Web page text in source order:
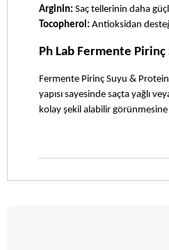
Arginin: Saç tellerinin daha
Tocopherol: Antioksidan
Ph Lab Fermente Pirinç
Fermente Pirinç Suyu &
yapısı sayesinde saçta yağlı
kolay şekil alabilir görünmesine